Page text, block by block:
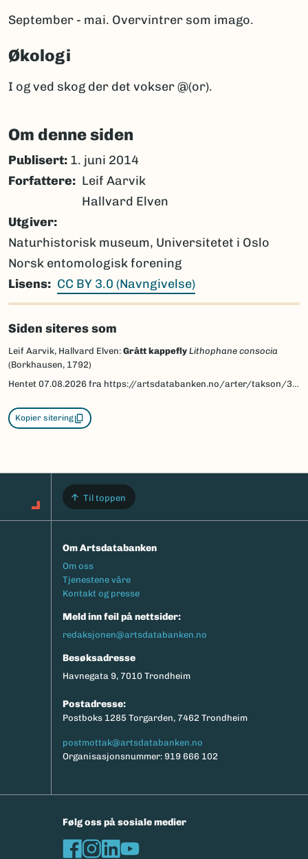
September - mai. Overvintrer som imago.
Økologi
I og ved skog der det vokser @(or).
Om denne siden
Publisert: 1. juni 2014
Forfattere
Leif Aarvik
Hallvard Elven
Utgiver
Naturhistorisk museum, Universitetet i Oslo
Norsk entomologisk forening
Lisens
CC BY 3.0 (Navngivelse)
Siden siteres som
Leif Aarvik, Hallvard Elven: Grått kappefly Lithophane consocia
(Borkhausen, 1792)
Hentet 07.08.2026 fra https://artsdatabanken.no/arter/takson/30791/beskrivelse
Kopier sitering
Til toppen
Om Artsdatabanken
Footermeny
Om oss
Tjenestene våre
Kontakt og presse
Meld inn feil på nettsider:
redaksjonen@artsdatabanken.no
Besøksadresse
Havnegata 9, 7010 Trondheim
Postadresse:
Postboks 1285 Torgarden, 7462 Trondheim
postmottak@artsdatabanken.no
Organisasjonsnummer: 919 666 102
Følg oss på sosiale medier